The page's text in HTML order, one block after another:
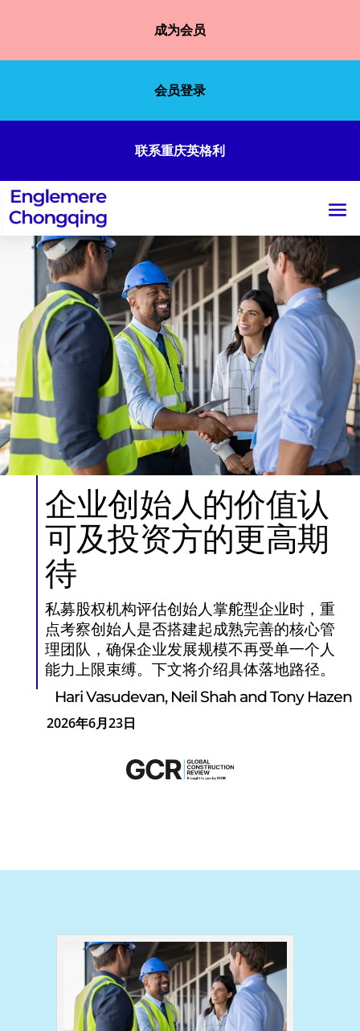
成为会员
会员登录
联系重庆英格利
企业创始人的价值认
可及投资方的更高期
待
私募股权机构评估创始人掌舵型企业时，重
点考察创始人是否搭建起成熟完善的核心管
理团队，确保企业发展规模不再受单一个人
能力上限束缚。下文将介绍具体落地路径。
Hari Vasudevan, Neil Shah and Tony Hazen
2026年6月23日